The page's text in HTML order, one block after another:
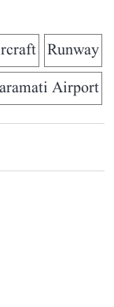
Runway
Airport